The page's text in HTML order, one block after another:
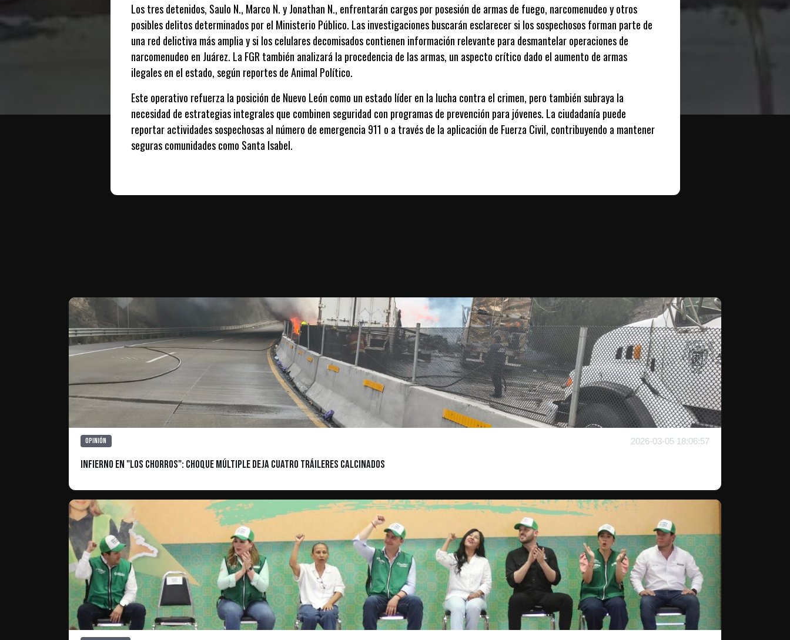
Los tres detenidos, Saulo N., Marco N. y Jonathan N., enfrentarán cargos por posesión de armas de fuego, narcomenudeo y otros
posibles delitos determinados por el Ministerio Público. Las investigaciones buscarán esclarecer si los sospechosos forman parte de
una red delictiva más amplia y si los celulares decomisados contienen información relevante para desmantelar operaciones de
narcomenudeo en Juárez. La FGR también analizará la procedencia de las armas, un aspecto crítico dado el aumento de armas
ilegales en el estado, según reportes de Animal Político.
Este operativo refuerza la posición de Nuevo León como un estado líder en la lucha contra el crimen, pero también subraya la
necesidad de estrategias integrales que combinen seguridad con programas de prevención para jóvenes. La ciudadanía puede
reportar actividades sospechosas al número de emergencia 911 o a través de la aplicación de Fuerza Civil, contribuyendo a mantener
seguras comunidades como Santa Isabel.
Opinión 2026-03-05 18:06:57
Infierno en "Los Chorros": Choque múltiple deja cuatro tráileres calcinados